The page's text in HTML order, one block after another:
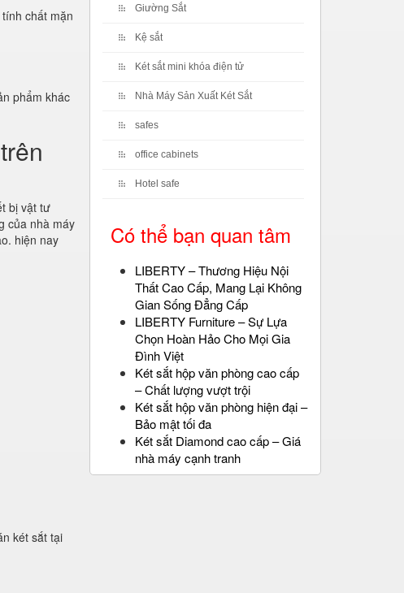
chất mặn
phẩm khác
bị vật tư
của nhà máy
hiện nay
két sắt tại
Giường Sắt
Kệ sắt
Két sắt mini khóa điện tử
Nhà Máy Sản Xuất Két Sắt
safes
office cabinets
Hotel safe
Có thể bạn quan tâm
LIBERTY – Thương Hiệu Nội
Thất Cao Cấp, Mang Lại Không
Gian Sống Đẳng Cấp
LIBERTY Furniture – Sự Lựa
Chọn Hoàn Hảo Cho Mọi Gia
Đình Việt
Két sắt hộp văn phòng cao cấp
– Chất lượng vượt trội
Két sắt hộp văn phòng hiện đại –
Bảo mật tối đa
Két sắt Diamond cao cấp – Giá
nhà máy cạnh tranh